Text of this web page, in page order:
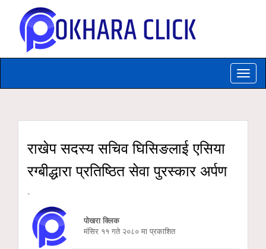
Toggle
राखेप सदस्य सचिव घिसिङलाई एसिया
रग्बीद्धारा प्रतिष्ठित सेवा पुरस्कार अर्पण
-
पोखरा क्लिक
मंसिर ११ गते २०८० मा प्रकाशित